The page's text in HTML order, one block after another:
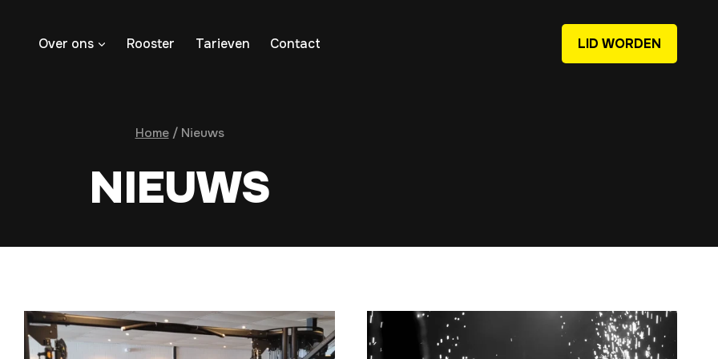
Over ons Rooster Tarieven Contact LID WORDEN
Home / Nieuws
NIEUWS